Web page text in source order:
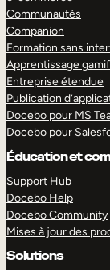
Communautés
Companion
Formation sans
Apprentissage
Entreprise étendue
Publication
Docebo pour MS
Docebo pour
Éducation et
Support Hub
Docebo Help
Docebo Community
Mises à jour des
Solutions